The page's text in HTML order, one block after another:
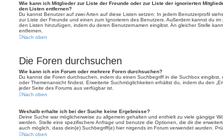
Wie kann ich Mitglieder zur Liste der Freunde oder zur Liste der ignorierten
den Listen entfernen?
Du kannst Benutzer auf zwei Arten auf diese Listen setzen: In jedem Benutzerprofil
zur Liste der Freunde und einen zum Ignorieren des Benutzers. Außerdem kannst du
den Listen hinzufügen, indem du deren Benutzernamen eingibst. An gleicher Stelle
entfernen.
Nach oben
Die Foren durchsuchen
Wie kann ich ein Forum oder mehrere Foren durchsuchen?
Du kannst die Foren durchsuchen, indem du einen Suchbegriff in die Suchbox eingibst,
oder Themenansicht findest. Erweiterte Suchmöglichkeiten erhältst du, indem du den
jeder Seite des Forums aus verfügbar ist.
Nach oben
Weshalb erhalte ich bei der Suche keine Ergebnisse?
Deine Suche war möglicherweise zu allgemein gehalten und enthielt zu viele gängige
werden. Stelle eine spezifischere Anfrage und benutze die Optionen, die dir die
auch möglich, dass dein(e) Suchbegriff(e) hier nirgends im Forum verwendet wurden.
Nach oben